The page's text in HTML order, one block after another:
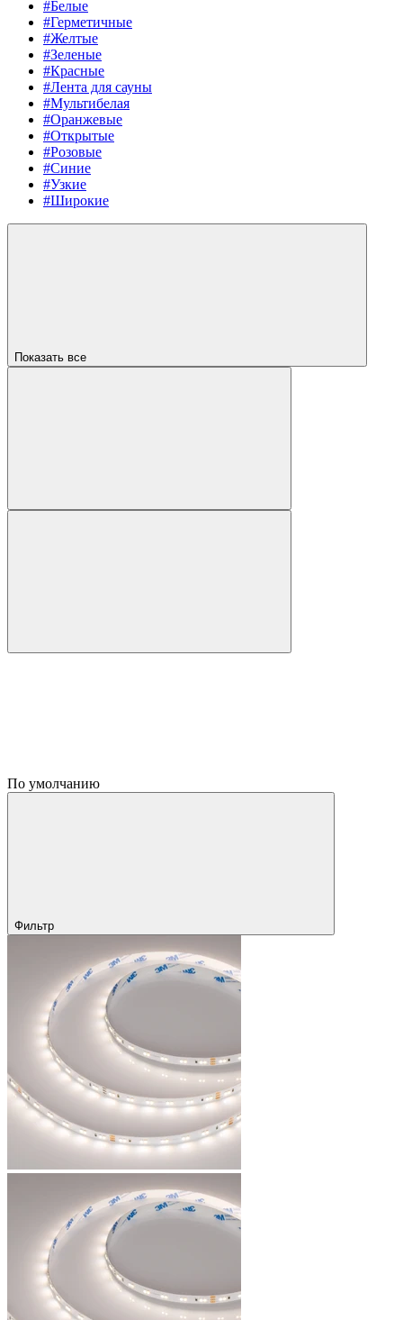
#Белые
#Герметичные
#Желтые
#Зеленые
#Красные
#Лента для сауны
#Мультибелая
#Оранжевые
#Открытые
#Розовые
#Синие
#Узкие
#Широкие
Показать все
По умолчанию
Фильтр